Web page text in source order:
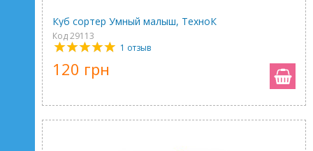
Куб сортер Умный малыш, ТехноК
Код 29113
1 отзыв
120 грн